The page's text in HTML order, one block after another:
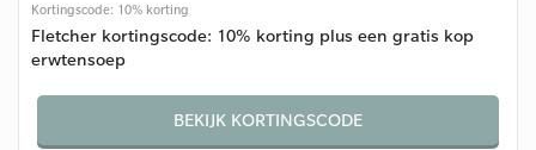
Kortingscode: 10% korting
Fletcher kortingscode: 10% korting plus een gratis kop
erwtensoep
BEKIJK KORTINGSCODE